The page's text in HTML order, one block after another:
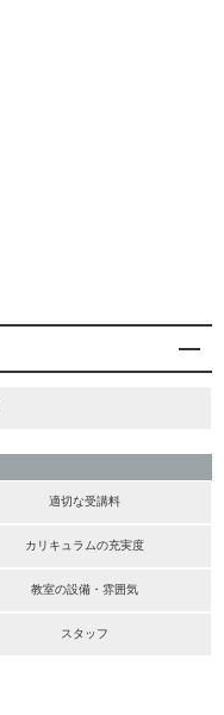
適切な受講料
カリキュラムの充実度
教室の設備・雰囲気
スタッフ